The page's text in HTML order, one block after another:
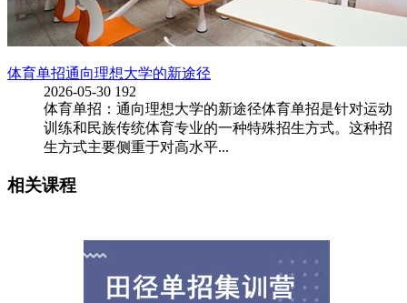
体育单招通向理想大学的新途径
2026-05-30 192
体育单招：通向理想大学的新途径体育单招是针对运动
训练和民族传统体育专业的一种特殊招生方式。这种招
生方式主要侧重于对高水平...
相关课程